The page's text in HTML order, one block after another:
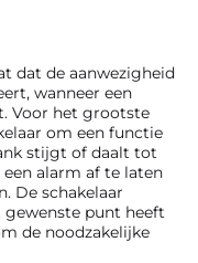
dat de aanwezigheid
wanneer een
Voor het grootste
om een functie
stijgt of daalt tot
alarm af te laten
De schakelaar
punt heeft
de noodzakelijke